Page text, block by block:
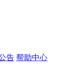
告 帮助中心